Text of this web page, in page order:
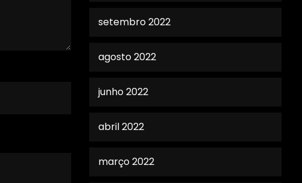
setembro 2022
agosto 2022
junho 2022
abril 2022
março 2022